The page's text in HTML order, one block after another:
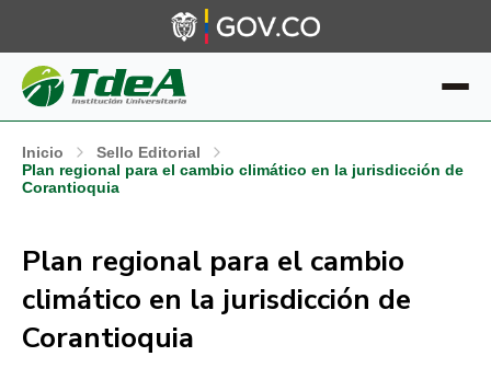
Inicio
Sello Editorial
Plan regional para el cambio climático en la jurisdicción de
Corantioquia
Plan regional para el cambio
climático en la jurisdicción de
Corantioquia